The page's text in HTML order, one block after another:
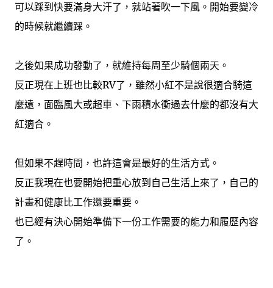
可以踩到快要滿身大汗了，就站著吹一下風。開始要變冷
的時候就繼續踩。
之後如果成功發動了，就維持每周至少騎個兩天。
反正現在上班也比較RV了，雖然小紅不是說很適合騎這
麼遠，面臨風大或超車、下雨積水衝過去什麼的都沒有大
紅適合。
但如果不趕時間，也許這會是最好的生活方式。
反正我現在也要開始把重心放到自己生活上來了，自己的
計畫和健康比工作還要重要。
也已經有決心開始準備下一份工作需要的能力和履歷內容
了。